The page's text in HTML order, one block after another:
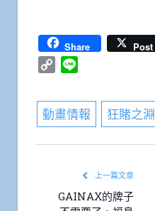
Share Post
Copy
動畫情報 狂賭之淵
上一篇文章
GAINAX的牌子